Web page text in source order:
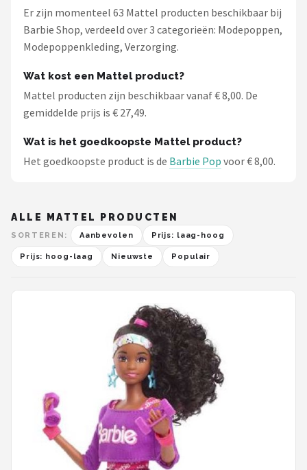
Er zijn momenteel 63 Mattel producten beschikbaar bij
Barbie Shop, verdeeld over 3 categorieën: Modepoppen,
Modepoppenkleding, Verzorging.
Wat kost een Mattel product?
Mattel producten zijn beschikbaar vanaf € 8,00. De
gemiddelde prijs is € 27,49.
Wat is het goedkoopste Mattel product?
Het goedkoopste product is de Barbie Pop voor € 8,00.
ALLE MATTEL PRODUCTEN
SORTEREN: Aanbevolen Prijs: laag-hoog
Prijs: hoog-laag Nieuwste Populair